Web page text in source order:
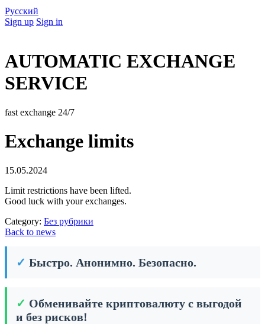
Русский
Sign up Sign in
AUTOMATIC EXCHANGE
SERVICE
fast exchange 24/7
Exchange limits
15.05.2024
Limit restrictions have been lifted.
Good luck with your exchanges.
Category: Без рубрики
Back to news
✓ Быстро. Анонимно. Безопасно.
✓ Обменивайте криптовалюту с выгодой
и без рисков!